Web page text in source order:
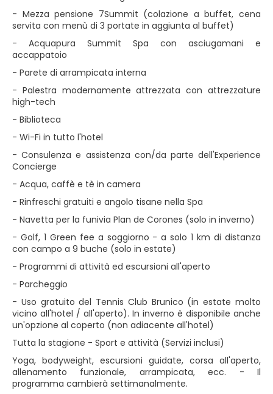
- Mezza pensione 7Summit (colazione a buffet, cena
servita con menù di 3 portate in aggiunta al buffet)
- Acquapura Summit Spa con asciugamani e
accappatoio
- Parete di arrampicata interna
- Palestra modernamente attrezzata con attrezzature
high-tech
- Biblioteca
- Wi-Fi in tutto l'hotel
- Consulenza e assistenza con/da parte dell'Experience
Concierge
- Acqua, caffè e tè in camera
- Rinfreschi gratuiti e angolo tisane nella Spa
- Navetta per la funivia Plan de Corones (solo in inverno)
- Golf, 1 Green fee a soggiorno - a solo 1 km di distanza
con campo a 9 buche (solo in estate)
- Programmi di attività ed escursioni all'aperto
- Parcheggio
- Uso gratuito del Tennis Club Brunico (in estate molto
vicino all'hotel / all'aperto). In inverno è disponibile anche
un'opzione al coperto (non adiacente all'hotel)
Tutta la stagione - Sport e attività (Servizi inclusi)
Yoga, bodyweight, escursioni guidate, corsa all'aperto,
allenamento funzionale, arrampicata, ecc. - Il
programma cambierà settimanalmente.